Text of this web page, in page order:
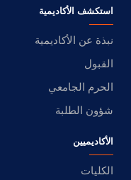
استكشف الأكاديمية
نبذة عن الأكاديمية
القبول
الحرم الجامعي
شؤون الطلبة
الأكاديميين
الكليات